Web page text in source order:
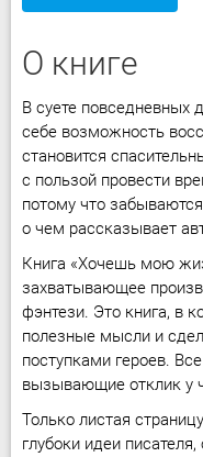
О книге
В суете повседневных
себе возможность
становится
с пользой провести
потому что
о чем рассказывает
Книга «Хочешь мою
захватывающее
фэнтези. Это книга, в
полезные мысли и
поступками героев.
вызывающие отклик у
Только листая
глубоки идеи